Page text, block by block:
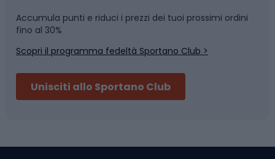
Skitouring
Abbigliamento da escursionismo
Pattinaggio
Componenti per biciclette
Accumula punti e riduci i prezzi dei tuoi prossimi ordini
fino al 30%
Scopri il programma fedeltà Sportano Club >
Unisciti allo Sportano Club